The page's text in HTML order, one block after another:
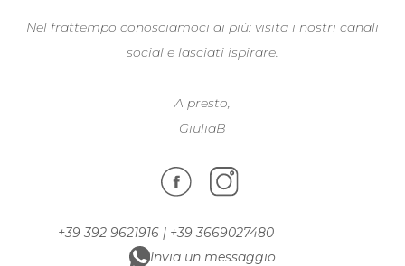
Nel frattempo conosciamoci di più: visita i nostri canali
social e lasciati ispirare.
A presto,
GiuliaB
+39 392 9621916 | +39 3669027480
Invia un messaggio